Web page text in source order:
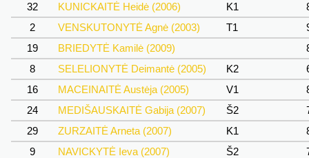
32
KUNICKAITĖ Heidė (2006) K1
2
VENSKUTONYTĖ Agnė (2003) T1
19
BRIEDYTĖ Kamilė (2009)
8
SELELIONYTĖ Deimantė (2005) K2
16
MACEINAITĖ Austėja (2005) V1
24
MEDIŠAUSKAITĖ Gabija (2007) Š2
29
ZURZAITĖ Arneta (2007) K1
9
NAVICKYTĖ Ieva (2007) Š2